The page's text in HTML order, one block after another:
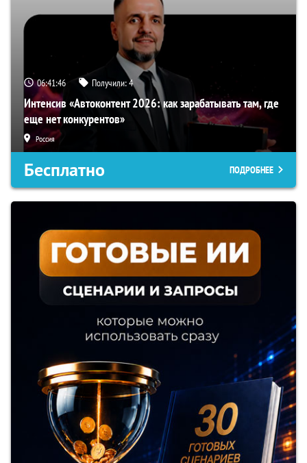
06:41:45 Получили:4
Интенсив «Автоконтент 2026: как зарабатывать там, где
еще нет конкурентов»
Россия
Бесплатно ПОДРОБНЕЕ